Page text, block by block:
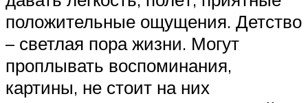
положительные ощущения. Детство
– светлая пора жизни. Могут
проплывать воспоминания,
картины, не стоит на них